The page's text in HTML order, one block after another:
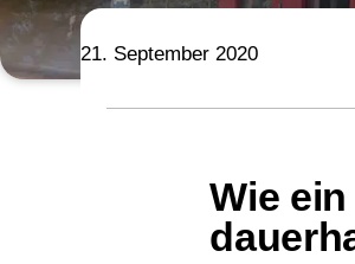
21. September 2020
Wie